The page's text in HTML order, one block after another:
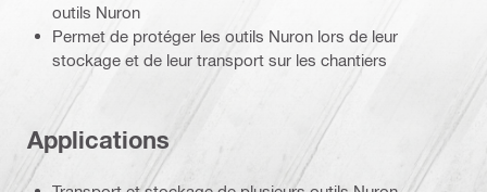
outils Nuron
Permet de protéger les outils Nuron lors de leur
stockage et de leur transport sur les chantiers
Applications